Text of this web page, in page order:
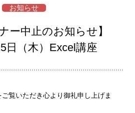
お知らせ
ー中止のお知らせ】
日（木）Excel講座
覧いただき心より御礼申し上げま